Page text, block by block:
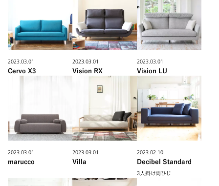
2023.03.01
Cervo X3
2023.03.01
Vision RX
2023.03.01
Vision LU
2023.03.01
marucco
2023.03.01
Villa
2023.02.10
Decibel Standard
3人掛け両ひじ